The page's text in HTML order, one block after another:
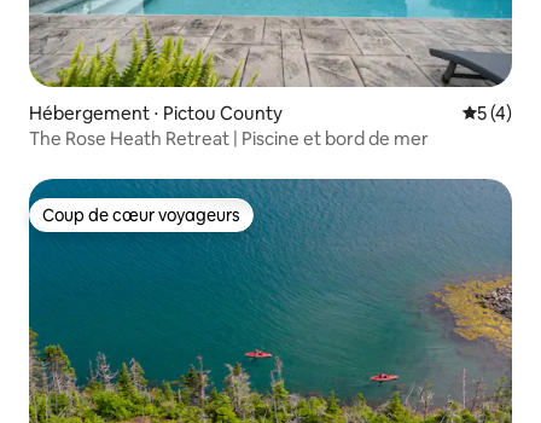
Hébergement ⋅ Pictou County
5 (4)
The Rose Heath Retreat | Piscine et bord de mer
Coup de cœur voyageurs
Coup de cœur voyageurs